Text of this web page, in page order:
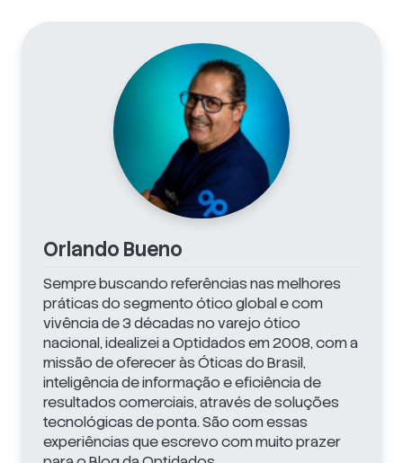
Orlando Bueno
Sempre buscando referências nas melhores
práticas do segmento ótico global e com
vivência de 3 décadas no varejo ótico
nacional, idealizei a Optidados em 2008, com a
missão de oferecer às Óticas do Brasil,
inteligência de informação e eficiência de
resultados comerciais, através de soluções
tecnológicas de ponta. São com essas
experiências que escrevo com muito prazer